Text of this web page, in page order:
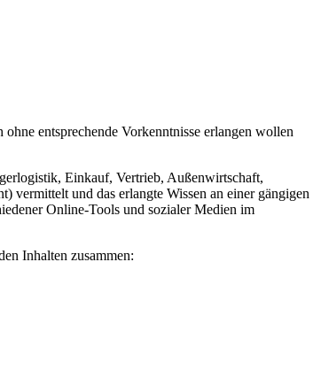
entsprechende Vorkenntnisse erlangen wollen
Einkauf, Vertrieb, Außenwirtschaft,
und das erlangte Wissen an einer gängigen
Online-Tools und sozialer Medien im
Inhalten zusammen: